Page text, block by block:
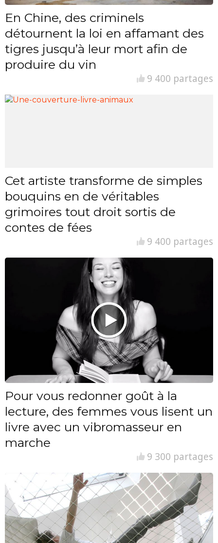
En Chine, des criminels
détournent la loi en affamant des
tigres jusqu’à leur mort afin de
produire du vin
9 400 partages
Cet artiste transforme de simples
bouquins en de véritables
grimoires tout droit sortis de
contes de fées
9 400 partages
Pour vous redonner goût à la
lecture, des femmes vous lisent un
livre avec un vibromasseur en
marche
9 300 partages